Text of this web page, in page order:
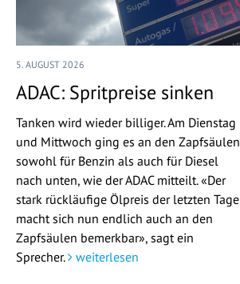
5. AUGUST 2026
ADAC: Spritpreise sinken
Tanken wird wieder billiger. Am Dienstag
und Mittwoch ging es an den Zapfsäulen
sowohl für Benzin als auch für Diesel
nach unten, wie der ADAC mitteilt. «Der
stark rückläufige Ölpreis der letzten Tage
macht sich nun endlich auch an den
Zapfsäulen bemerkbar», sagt ein
Sprecher. weiterlesen